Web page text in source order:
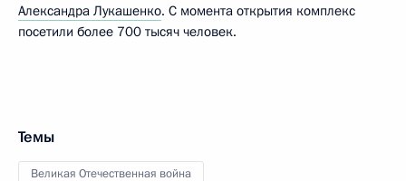
Александра Лукашенко. С момента открытия комплекс
посетили более 700 тысяч человек.
Темы
Великая Отечественная война